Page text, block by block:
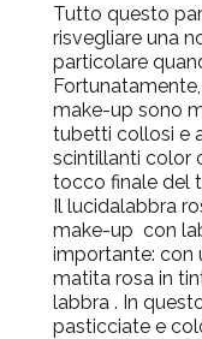
Tutto questo
risvegliare una
particolare
make-up sono
tubetti collosi e
scintillanti color
tocco finale del
Il lucidalabbra
make-up con
importante: con
matita rosa in
labbra . In
pasticciate e